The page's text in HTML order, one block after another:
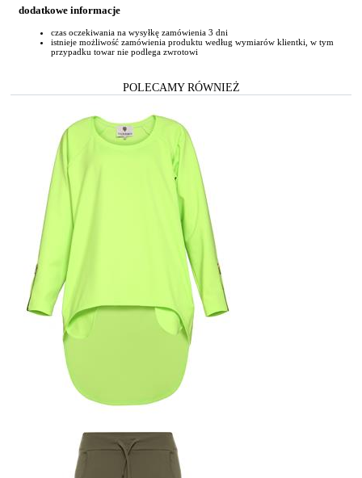
dodatkowe informacje
czas oczekiwania na wysyłkę zamówienia 3 dni
istnieje możliwość zamówienia produktu według wymiarów klientki, w tym
przypadku towar nie podlega zwrotowi
POLECAMY RÓWNIEŻ